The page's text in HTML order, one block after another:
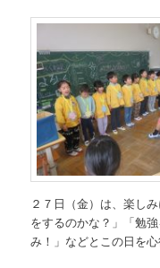
２７日（金）は、楽し
をするのかな？」「勉
み！」などとこの日を心